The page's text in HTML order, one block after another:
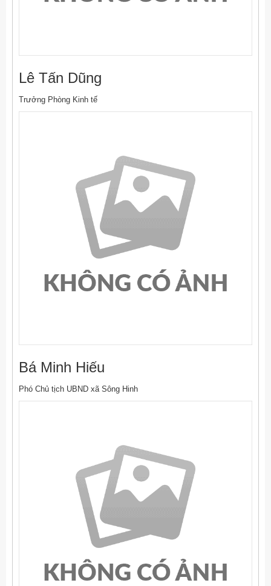
Lê Tấn Dũng
Trưởng Phòng Kinh tế
Bá Minh Hiếu
Phó Chủ tịch UBND xã Sông Hinh